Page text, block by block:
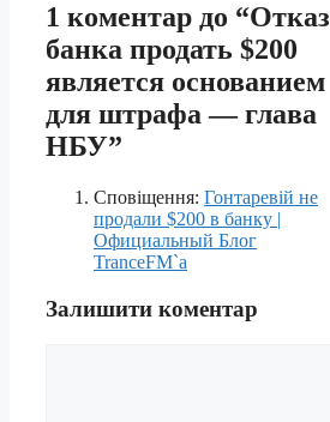
1 коментар до “Отказ
банка продать $200
является основанием
для штрафа — глава
НБУ”
Сповіщення: Гонтаревій не
продали $200 в банку |
Официальный Блог
TranceFM`a
Залишити коментар